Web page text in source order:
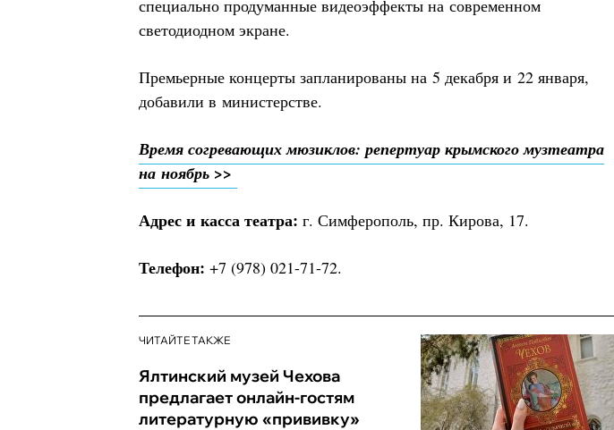
специально продуманные видеоэффекты на современном
светодиодном экране.
Премьерные концерты запланированы на 5 декабря и 22 января,
добавили в министерстве.
Время согревающих мюзиклов: репертуар крымского музтеатра
на ноябрь >>
Адрес и касса театра: г. Симферополь, пр. Кирова, 17.
Телефон: +7 (978) 021-71-72.
ЧИТАЙТЕ ТАКЖЕ
Ялтинский музей Чехова
предлагает онлайн-гостям
литературную «прививку»